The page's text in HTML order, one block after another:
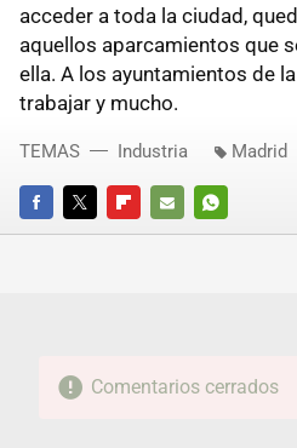
acceder a toda la ciudad,
aquellos aparcamientos que
ella. A los ayuntamientos de
trabajar y mucho.
FACEBOOKTWITTERFLIPBOARD
E-
WHATSAPP
TEMAS Industria Madrid
Comentarios cerrados